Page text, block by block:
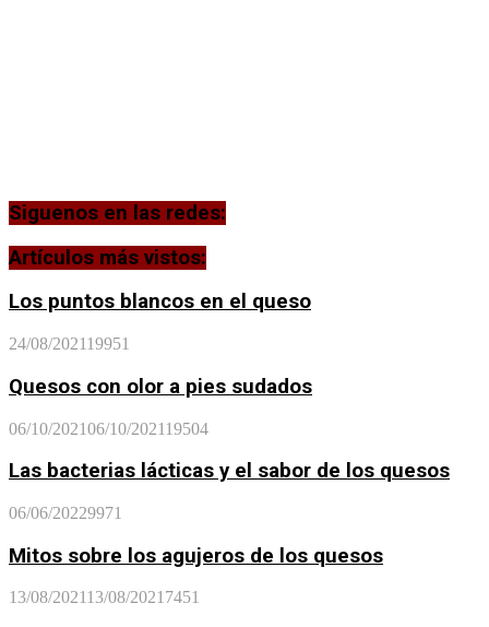
Siguenos en las redes:
Artículos más vistos:
Los puntos blancos en el queso
24/08/202119951
Quesos con olor a pies sudados
06/10/202106/10/202119504
Las bacterias lácticas y el sabor de los quesos
06/06/20229971
Mitos sobre los agujeros de los quesos
13/08/202113/08/20217451